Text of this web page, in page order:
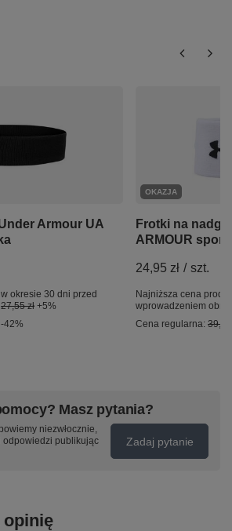
Armour UA
okresie 30 dni przed
27,55 zł +5%
-42%
OKAZJA
Frotki na
ARMOUR
24,95 zł / szt.
Najniższa cena
wprowadzeniem
Cena regularna: 39,95
Masz pytania?
niezwłocznie,
odpowiedzi publikując
Zadaj pytanie
opinię